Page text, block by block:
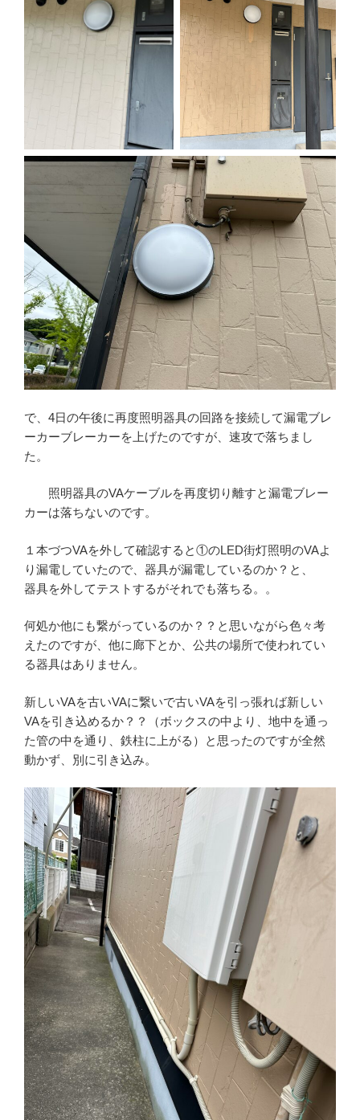
で、4日の午後に再度照明器具の回路を接続して漏電ブレ
ーカーブレーカーを上げたのですが、速攻で落ちまし
た。
照明器具のVAケーブルを再度切り離すと漏電ブレー
カーは落ちないのです。
１本づつVAを外して確認すると①のLED街灯照明のVAよ
り漏電していたので、器具が漏電しているのか？と、
器具を外してテストするがそれでも落ちる。。
何処か他にも繋がっているのか？？と思いながら色々考
えたのですが、他に廊下とか、公共の場所で使われてい
る器具はありません。
新しいVAを古いVAに繋いで古いVAを引っ張れば新しい
VAを引き込めるか？？（ボックスの中より、地中を通っ
た管の中を通り、鉄柱に上がる）と思ったのですが全然
動かず、別に引き込み。